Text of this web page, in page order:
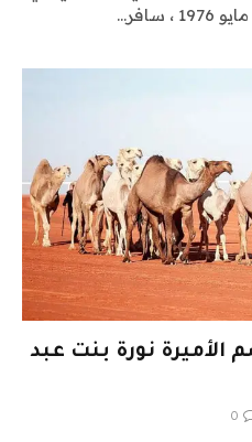
نورة بنت عبد
0